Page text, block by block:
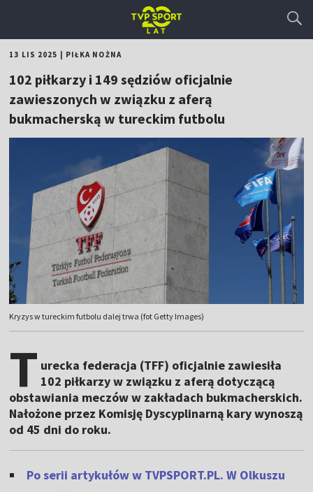
13 LIS 2025 PIŁKA NOŻNA
102 piłkarzy i 149 sędziów oficjalnie
zawieszonych w związku z aferą
bukmacherską w tureckim futbolu
Kryzys w tureckim futbolu dalej trwa (fot Getty Images)
T urecka federacja (TFF) oficjalnie zawiesiła
102 piłkarzy w związku z aferą dotyczącą
obstawiania meczów w zakładach bukmacherskich.
Nałożone przez Komisję Dyscyplinarną kary wynoszą
od 45 dni do roku.
Po serii artykułów w TVPSPORT.PL. W Olkuszu